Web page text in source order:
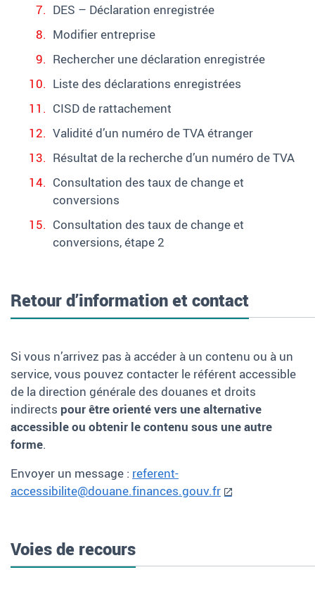
DES – Déclaration enregistrée
Modifier entreprise
Rechercher une déclaration enregistrée
Liste des déclarations enregistrées
CISD de rattachement
Validité d’un numéro de TVA étranger
Résultat de la recherche d’un numéro de TVA
Consultation des taux de change et
conversions
Consultation des taux de change et
conversions, étape 2
Retour d’information et contact
Si vous n’arrivez pas à accéder à un contenu ou à un
service, vous pouvez contacter le référent accessible
de la direction générale des douanes et droits
indirects pour être orienté vers une alternative
accessible ou obtenir le contenu sous une autre
forme.
Envoyer un message : referent-
accessibilite@douane.finances.gouv.fr
Voies de recours